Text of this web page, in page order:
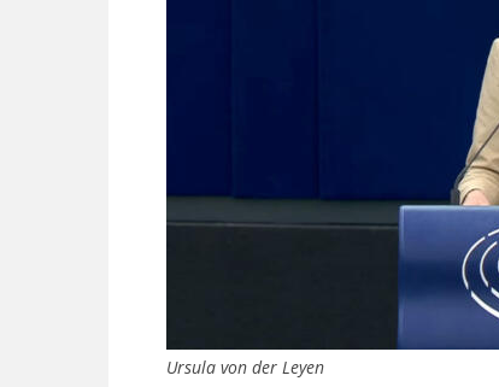
Ursula von der Leyen